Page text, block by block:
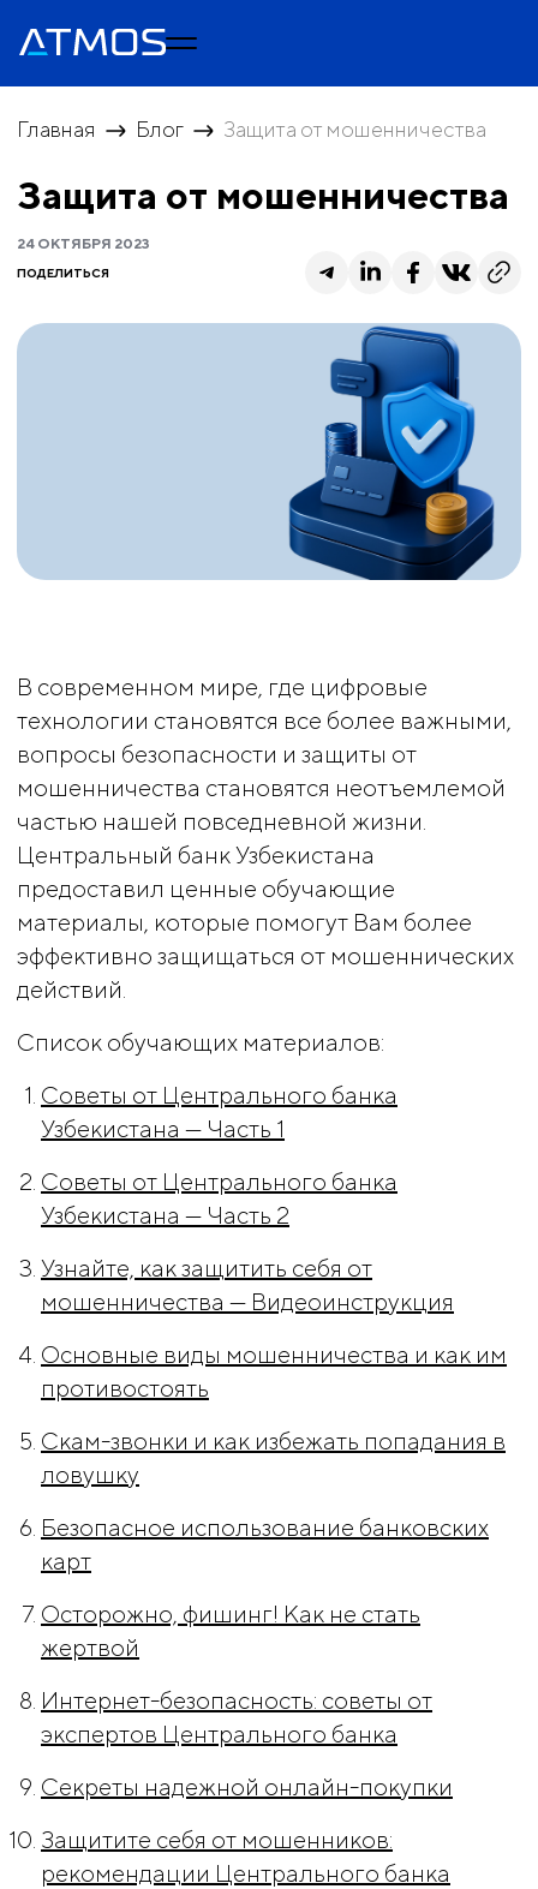
Главная Блог Защита от мошенничества
Защита от мошенничества
24 ОКТЯБРЯ 2023
ПОДЕЛИТЬСЯ
В современном мире, где цифровые
технологии становятся все более важными,
вопросы безопасности и защиты от
мошенничества становятся неотъемлемой
частью нашей повседневной жизни.
Центральный банк Узбекистана
предоставил ценные обучающие
материалы, которые помогут Вам более
эффективно защищаться от мошеннических
действий.
Список обучающих материалов:
Советы от Центрального банка
Узбекистана — Часть 1
Советы от Центрального банка
Узбекистана — Часть 2
Узнайте, как защитить себя от
мошенничества — Видеоинструкция
Основные виды мошенничества и как им
противостоять
Скам-звонки и как избежать попадания в
ловушку
Безопасное использование банковских
карт
Осторожно, фишинг! Как не стать
жертвой
Интернет-безопасность: советы от
экспертов Центрального банка
Секреты надежной онлайн-покупки
Защитите себя от мошенников:
рекомендации Центрального банка